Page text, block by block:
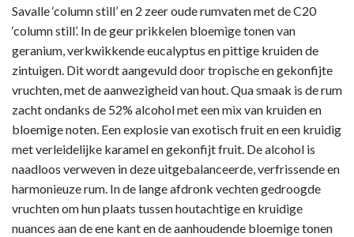
Savalle ‘column still’ en 2 zeer oude rumvaten met de C20
‘column still’. In de geur prikkelen bloemige tonen van
geranium, verkwikkende eucalyptus en pittige kruiden de
zintuigen. Dit wordt aangevuld door tropische en gekonfijte
vruchten, met de aanwezigheid van hout. Qua smaak is de rum
zacht ondanks de 52% alcohol met een mix van kruiden en
bloemige noten. Een explosie van exotisch fruit en een kruidig
met verleidelijke karamel en gekonfijt fruit. De alcohol is
naadloos verweven in deze uitgebalanceerde, verfrissende en
harmonieuze rum. In de lange afdronk vechten gedroogde
vruchten om hun plaats tussen houtachtige en kruidige
nuances aan de ene kant en de aanhoudende bloemige tonen